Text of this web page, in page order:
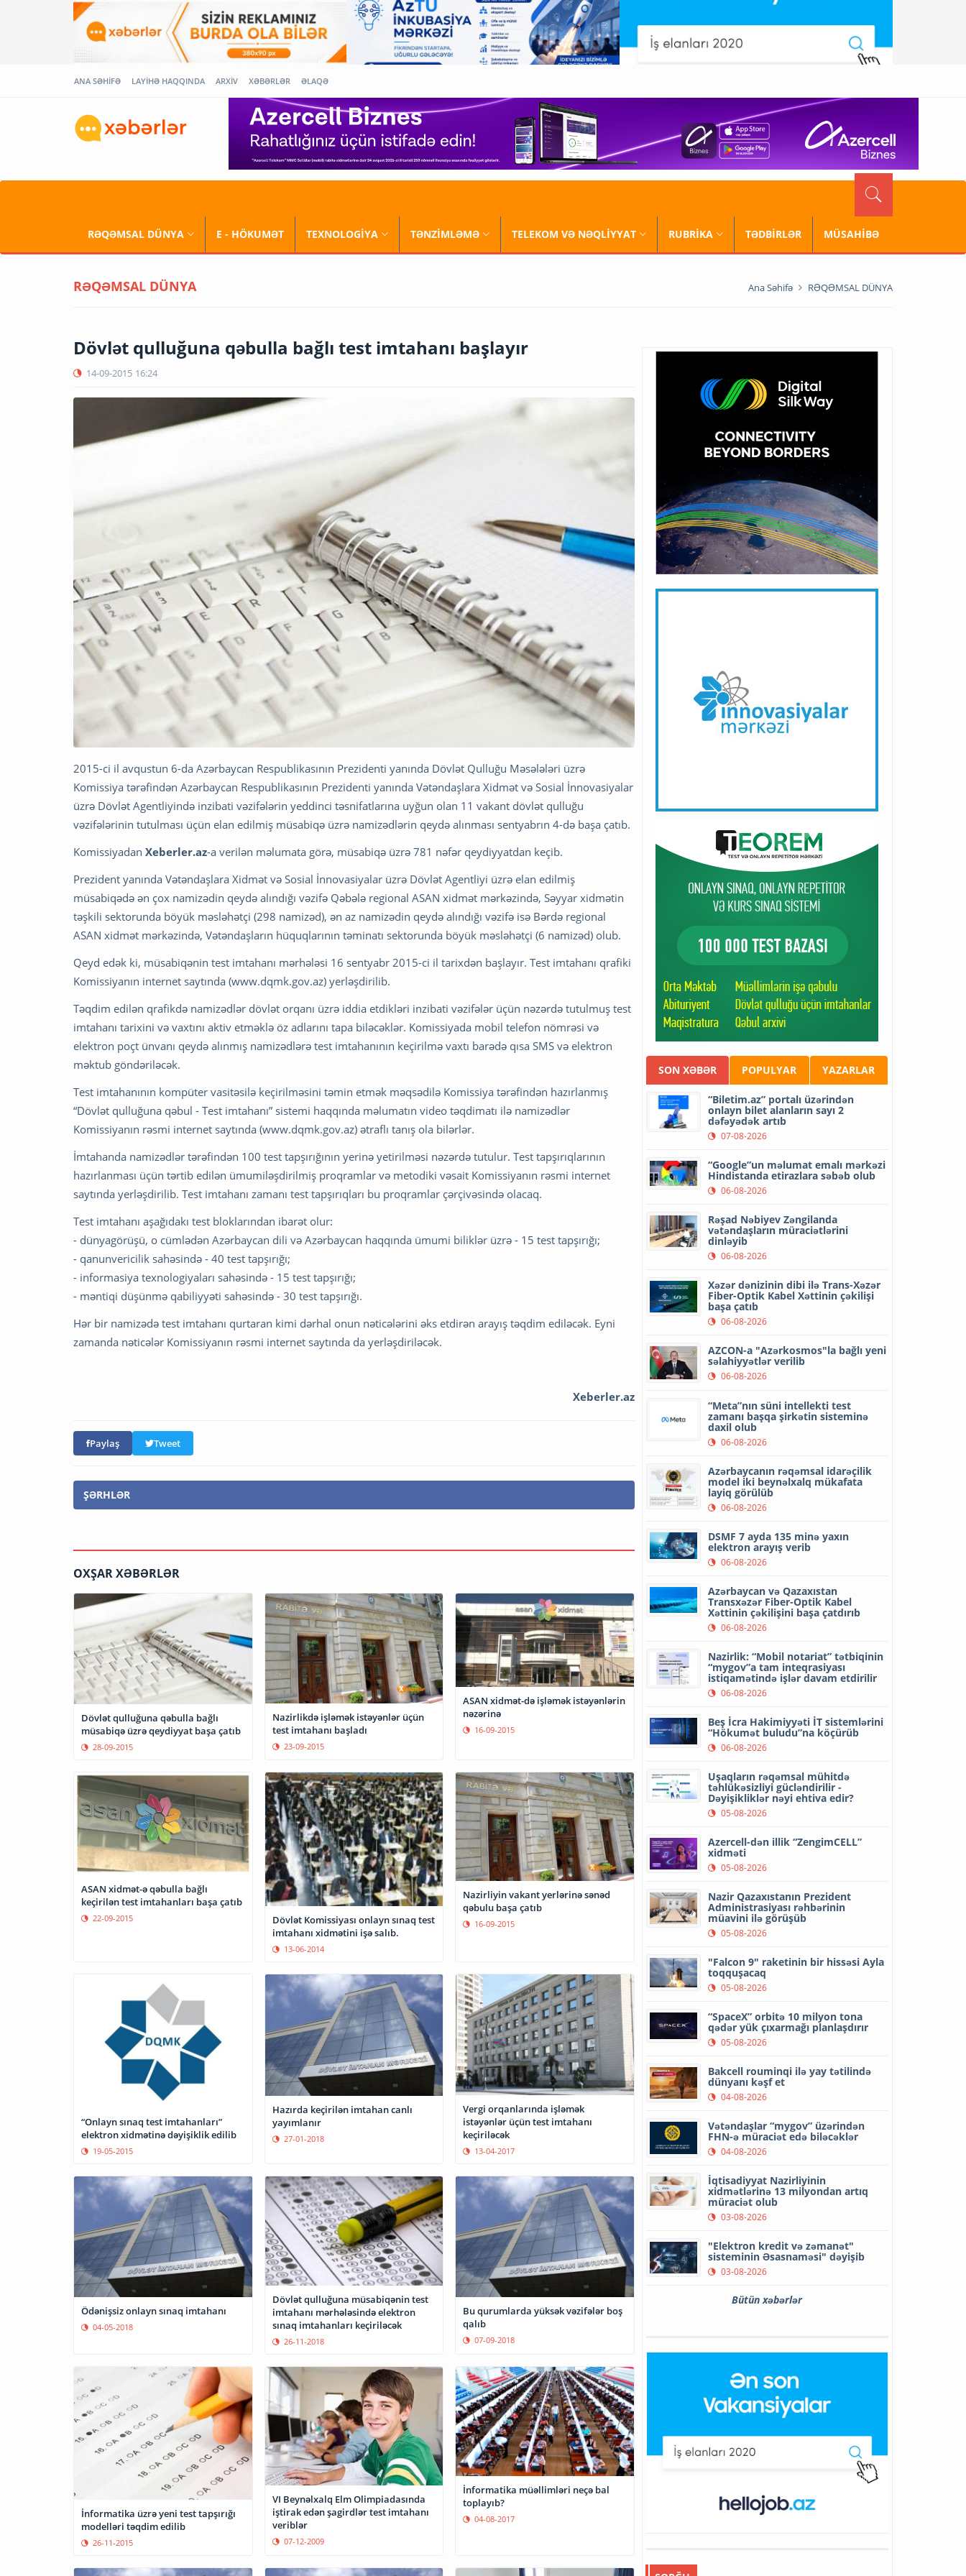
ANA SƏHİFƏ LAYİHƏ HAQQINDA ARXİV XƏBƏRLƏR ƏLAQƏ
RƏQƏMSAL DÜNYA E - HÖKUMƏT TEXNOLOGİYA TƏNZİMLƏMƏ TELEKOM VƏ NƏQLİYYAT RUBRİKA TƏDBİRLƏR MÜSAHİBƏ
RƏQƏMSAL DÜNYA Ana Səhifə RƏQƏMSAL DÜNYA
Dövlət qulluğuna qəbulla bağlı test imtahanı başlayır
14-09-2015 16:24
2015-ci il avqustun 6-da Azərbaycan Respublikasının Prezidenti yanında Dövlət Qulluğu Məsələləri üzrə
Komissiya tərəfindən Azərbaycan Respublikasının Prezidenti yanında Vətəndaşlara Xidmət və Sosial İnnovasiyalar
üzrə Dövlət Agentliyində inzibati vəzifələrin yeddinci təsnifatlarına uyğun olan 11 vakant dövlət qulluğu
vəzifələrinin tutulması üçün elan edilmiş müsabiqə üzrə namizədlərin qeydə alınması sentyabrın 4-də başa çatıb.
Komissiyadan Xeberler.az-a verilən məlumata görə, müsabiqə üzrə 781 nəfər qeydiyyatdan keçib.
Prezident yanında Vətəndaşlara Xidmət və Sosial İnnovasiyalar üzrə Dövlət Agentliyi üzrə elan edilmiş
müsabiqədə ən çox namizədin qeydə alındığı vəzifə Qəbələ regional ASAN xidmət mərkəzində, Səyyar xidmətin
təşkili sektorunda böyük məsləhətçi (298 namizəd), ən az namizədin qeydə alındığı vəzifə isə Bərdə regional
ASAN xidmət mərkəzində, Vətəndaşların hüquqlarının təminatı sektorunda böyük məsləhətçi (6 namizəd) olub.
Qeyd edək ki, müsabiqənin test imtahanı mərhələsi 16 sentyabr 2015-ci il tarixdən başlayır. Test imtahanı qrafiki
Komissiyanın internet saytında (www.dqmk.gov.az) yerləşdirilib.
Təqdim edilən qrafikdə namizədlər dövlət orqanı üzrə iddia etdikləri inzibati vəzifələr üçün nəzərdə tutulmuş test
imtahanı tarixini və vaxtını aktiv etməklə öz adlarını tapa biləcəklər. Komissiyada mobil telefon nömrəsi və
elektron poçt ünvanı qeydə alınmış namizədlərə test imtahanının keçirilmə vaxtı barədə qısa SMS və elektron
məktub göndəriləcək.
Test imtahanının kompüter vasitəsilə keçirilməsini təmin etmək məqsədilə Komissiya tərəfindən hazırlanmış
“Dövlət qulluğuna qəbul - Test imtahanı” sistemi haqqında məlumatın video təqdimatı ilə namizədlər
Komissiyanın rəsmi internet saytında (www.dqmk.gov.az) ətraflı tanış ola bilərlər.
İmtahanda namizədlər tərəfindən 100 test tapşırığının yerinə yetirilməsi nəzərdə tutulur. Test tapşırıqlarının
hazırlanması üçün tərtib edilən ümumiləşdirilmiş proqramlar və metodiki vəsait Komissiyanın rəsmi internet
saytında yerləşdirilib. Test imtahanı zamanı test tapşırıqları bu proqramlar çərçivəsində olacaq.
Test imtahanı aşağıdakı test bloklarından ibarət olur:
- dünyagörüşü, o cümlədən Azərbaycan dili və Azərbaycan haqqında ümumi biliklər üzrə - 15 test tapşırığı;
- qanunvericilik sahəsində - 40 test tapşırığı;
- informasiya texnologiyaları sahəsində - 15 test tapşırığı;
- məntiqi düşünmə qabiliyyəti sahəsində - 30 test tapşırığı.
Hər bir namizədə test imtahanı qurtaran kimi dərhal onun nəticələrini əks etdirən arayış təqdim ediləcək. Eyni
zamanda nəticələr Komissiyanın rəsmi internet saytında da yerləşdiriləcək.
Xeberler.az
Paylaş Tweet
ŞƏRHLƏR
OXŞAR XƏBƏRLƏR
Dövlət qulluğuna qəbulla bağlı
müsabiqə üzrə qeydiyyat başa çatıb
28-09-2015
Nazirlikdə işləmək istəyənlər üçün
test imtahanı başladı
23-09-2015
ASAN xidmət-də işləmək istəyənlərin
nəzərinə
16-09-2015
ASAN xidmət-ə qəbulla bağlı
keçirilən test imtahanları başa çatıb
22-09-2015
Dövlət Komissiyası onlayn sınaq test
imtahanı xidmətini işə salıb.
13-06-2014
Nazirliyin vakant yerlərinə sənəd
qəbulu başa çatıb
16-09-2015
“Onlayn sınaq test imtahanları”
elektron xidmətinə dəyişiklik edilib
19-05-2015
Hazırda keçirilən imtahan canlı
yayımlanır
27-01-2018
Vergi orqanlarında işləmək
istəyənlər üçün tеst imtаhаnı
keçiriləcək
13-04-2017
Ödənişsiz onlayn sınaq imtahanı
04-05-2018
Dövlət qulluğuna müsabiqənin test
imtahanı mərhələsində elektron
sınaq imtahanları keçiriləcək
26-11-2018
Bu qurumlarda yüksək vəzifələr boş
qalıb
07-09-2018
İnformatika üzrə yeni test tapşırığı
modelləri təqdim edilib
26-11-2015
VI Beynəlxalq Elm Olimpiadasında
iştirak edən şagirdlər test imtahanı
veriblər
07-12-2009
İnformatika müəllimləri neçə bal
toplayıb?
04-08-2017
SON XƏBƏR POPULYAR YAZARLAR
“Biletim.az” portalı üzərindən
onlayn bilet alanların sayı 2
dəfəyədək artıb
07-08-2026
“Google”un məlumat emalı mərkəzi
Hindistanda etirazlara səbəb olub
06-08-2026
Rəşad Nəbiyev Zəngilanda
vətəndaşların müraciətlərini
dinləyib
06-08-2026
Xəzər dənizinin dibi ilə Trans-Xəzər
Fiber-Optik Kabel Xəttinin çəkilişi
başa çatıb
06-08-2026
AZCON-a "Azərkosmos"la bağlı yeni
səlahiyyətlər verilib
06-08-2026
“Meta”nın süni intellekti test
zamanı başqa şirkətin sisteminə
daxil olub
06-08-2026
Azərbaycanın rəqəmsal idarəçilik
model iki beynəlxalq mükafata
layiq görülüb
06-08-2026
DSMF 7 ayda 135 minə yaxın
elektron arayış verib
06-08-2026
Azərbaycan və Qazaxıstan
Transxəzər Fiber-Optik Kabel
Xəttinin çəkilişini başa çatdırıb
06-08-2026
Nazirlik: “Mobil notariat” tətbiqinin
“mygov”a tam inteqrasiyası
istiqamətində işlər davam etdirilir
06-08-2026
Beş İcra Hakimiyyəti İT sistemlərini
“Hökumət buludu”na köçürüb
06-08-2026
Uşaqların rəqəmsal mühitdə
təhlükəsizliyi gücləndirilir -
Dəyişikliklər nəyi ehtiva edir?
05-08-2026
Azercell-dən illik “ZengimCELL”
xidməti
05-08-2026
Nazir Qazaxıstanın Prezident
Administrasiyası rəhbərinin
müavini ilə görüşüb
05-08-2026
"Falcon 9" raketinin bir hissəsi Ayla
toqquşacaq
05-08-2026
“SpaceX” orbitə 10 milyon tona
qədər yük çıxarmağı planlaşdırır
05-08-2026
Bakcell rouminqi ilə yay tətilində
dünyanı kəşf et
04-08-2026
Vətəndaşlar “mygov” üzərindən
FHN-ə müraciət edə biləcəklər
04-08-2026
İqtisadiyyat Nazirliyinin
xidmətlərinə 13 milyondan artıq
müraciət olub
03-08-2026
"Elektron kredit və zəmanət"
sisteminin Əsasnaməsi" dəyişib
03-08-2026
Bütün xəbərlər